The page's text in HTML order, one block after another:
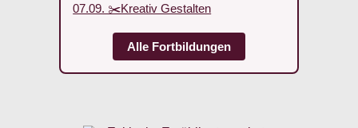
07.09. ✂️Kreativ Gestalten
Alle Fortbildungen